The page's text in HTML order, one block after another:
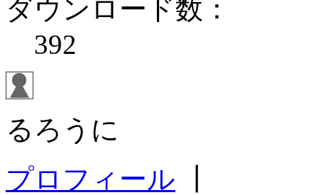
ダウンロード数：
392
るろうに
プロフィール